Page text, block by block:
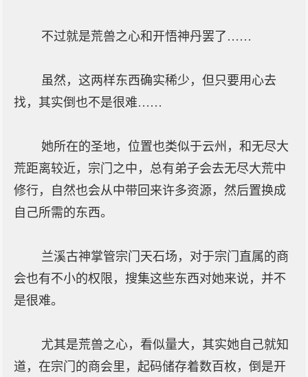
不过就是荒兽之心和开悟神丹罢了……
虽然，这两样东西确实稀少，但只要用心去
找，其实倒也不是很难……
她所在的圣地，位置也类似于云州，和无尽大
荒距离较近，宗门之中，总有弟子会去无尽大荒中
修行，自然也会从中带回来许多资源，然后置换成
自己所需的东西。
兰溪古神掌管宗门天石场，对于宗门直属的商
会也有不小的权限，搜集这些东西对她来说，并不
是很难。
尤其是荒兽之心，看似量大，其实她自己就知
道，在宗门的商会里，起码储存着数百枚，倒是开